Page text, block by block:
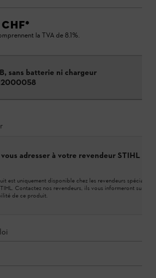
*
la TVA de 8.1%.
sans batterie ni chargeur
adresser à votre revendeur STIHL
est uniquement disponible chez les revendeurs spécialisés
Contactez nos revendeurs, ils vous informeront sur la
de ce produit.